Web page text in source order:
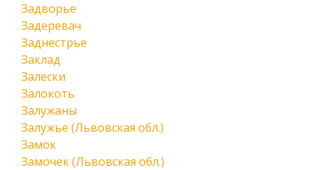
Задворье
Задеревач
Заднестрье
Заклад
Залески
Залокоть
Залужаны
Залужье (Львовская обл.)
Замок
Замочек (Львовская обл.)